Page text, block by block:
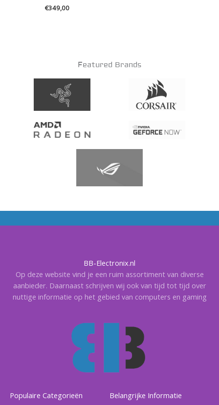
€349,00
Featured Brands
BB-Electronix.nl
Op deze website vind je een ruim assortiment van diverse
aanbieder. Daarnaast schrijven wij ook van tijd tot tijd over
nuttige informatie op het gebied van computers en gaming
Populaire Categorieën Belangrijke Informatie